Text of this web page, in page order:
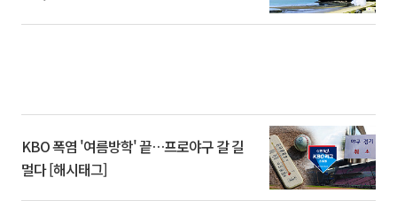
KBO 폭염 '여름방학' 끝…프로야구 갈 길
멀다 [해시태그]